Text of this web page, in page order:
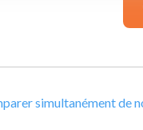
simultanément de